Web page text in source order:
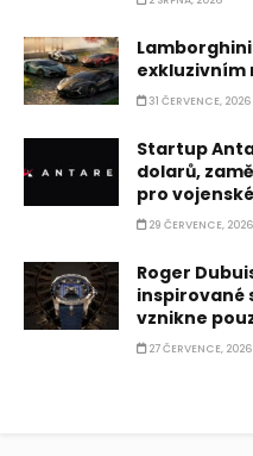
exkluzivním
31 ČERVENCE, 2026
Startup
dolarů,
pro
29 ČERVENCE, 2026
Roger
inspirované
vznikne
27 ČERVENCE, 2026